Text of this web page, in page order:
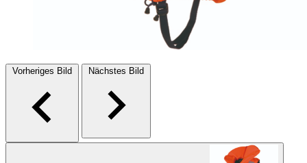
Vorheriges Bild Nächstes Bild